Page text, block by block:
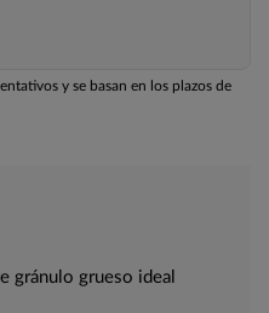
y se basan en los plazos de
gránulo grueso ideal